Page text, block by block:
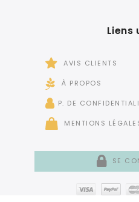
Liens
AVIS CLIENTS
À PROPOS
P. DE
MENTIONS
SE